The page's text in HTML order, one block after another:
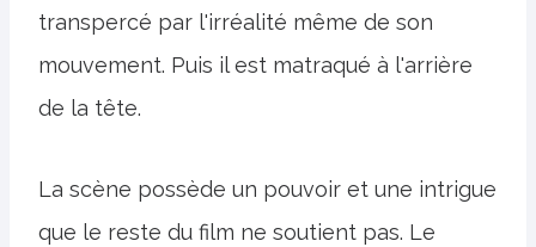
transpercé par l'irréalité même de son
mouvement. Puis il est matraqué à l'arrière
de la tête.
La scène possède un pouvoir et une intrigue
que le reste du film ne soutient pas. Le